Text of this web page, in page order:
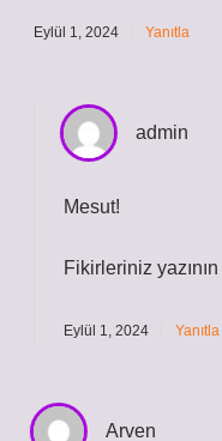
Eylül 1, 2024 Yanıtla
admin
Mesut!
Fikirleriniz yazının
Eylül 1, 2024 Yanıtla
Arven